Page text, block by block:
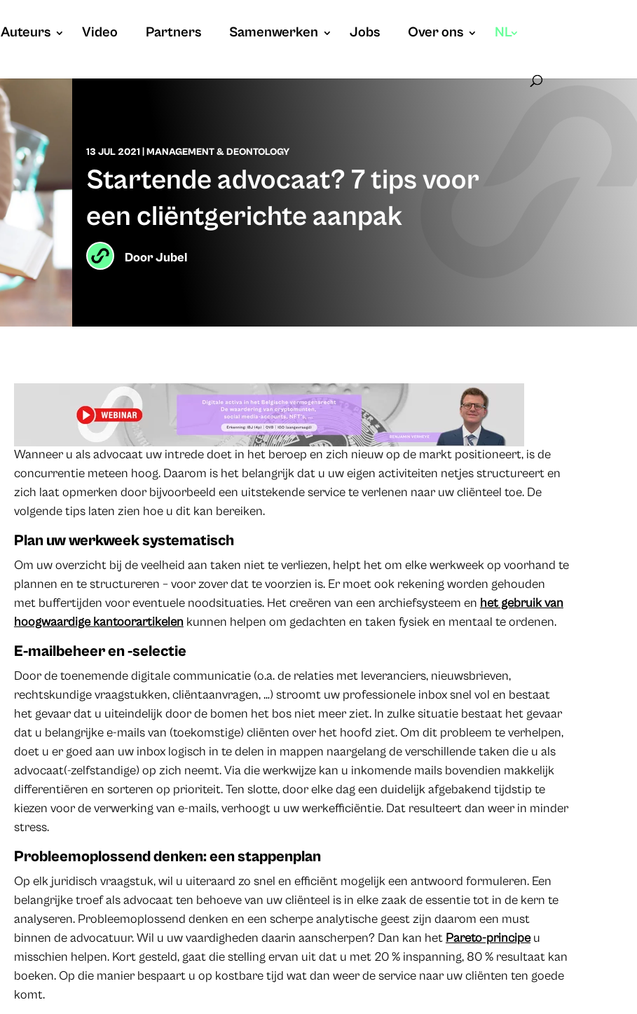
Auteurs Video Partners Samenwerken Jobs Over ons NL
13 JUL 2021 MANAGEMENT & DEONTOLOGY
Startende advocaat? 7 tips voor
een cliëntgerichte aanpak
DoorJubel
Wanneer u als advocaat uw intrede doet in het beroep en zich nieuw op de markt positioneert, is de
concurrentie meteen hoog. Daarom is het belangrijk dat u uw eigen activiteiten netjes structureert en
zich laat opmerken door bijvoorbeeld een uitstekende service te verlenen naar uw cliënteel toe. De
volgende tips laten zien hoe u dit kan bereiken.
Plan uw werkweek systematisch
Om uw overzicht bij de veelheid aan taken niet te verliezen, helpt het om elke werkweek op voorhand te
plannen en te structureren – voor zover dat te voorzien is. Er moet ook rekening worden gehouden
met buffertijden voor eventuele noodsituaties. Het creëren van een archiefsysteem en het gebruik van
hoogwaardige kantoorartikelen kunnen helpen om gedachten en taken fysiek en mentaal te ordenen.
E-mailbeheer en -selectie
Door de toenemende digitale communicatie (o.a. de relaties met leveranciers, nieuwsbrieven,
rechtskundige vraagstukken, cliëntaanvragen, …) stroomt uw professionele inbox snel vol en bestaat
het gevaar dat u uiteindelijk door de bomen het bos niet meer ziet. In zulke situatie bestaat het gevaar
dat u belangrijke e-mails van (toekomstige) cliënten over het hoofd ziet. Om dit probleem te verhelpen,
doet u er goed aan uw inbox logisch in te delen in mappen naargelang de verschillende taken die u als
advocaat(-zelfstandige) op zich neemt. Via die werkwijze kan u inkomende mails bovendien makkelijk
differentiëren en sorteren op prioriteit. Ten slotte, door elke dag een duidelijk afgebakend tijdstip te
kiezen voor de verwerking van e-mails, verhoogt u uw werkefficiëntie. Dat resulteert dan weer in minder
stress.
Probleemoplossend denken: een stappenplan
Op elk juridisch vraagstuk, wil u uiteraard zo snel en efficiënt mogelijk een antwoord formuleren. Een
belangrijke troef als advocaat ten behoeve van uw cliënteel is in elke zaak de essentie tot in de kern te
analyseren. Probleemoplossend denken en een scherpe analytische geest zijn daarom een must
binnen de advocatuur. Wil u uw vaardigheden daarin aanscherpen? Dan kan het Pareto-principeu
misschien helpen. Kort gesteld, gaat die stelling ervan uit dat u met 20 % inspanning, 80 % resultaat kan
boeken. Op die manier bespaart u op kostbare tijd wat dan weer de service naar uw cliënten ten goede
komt.